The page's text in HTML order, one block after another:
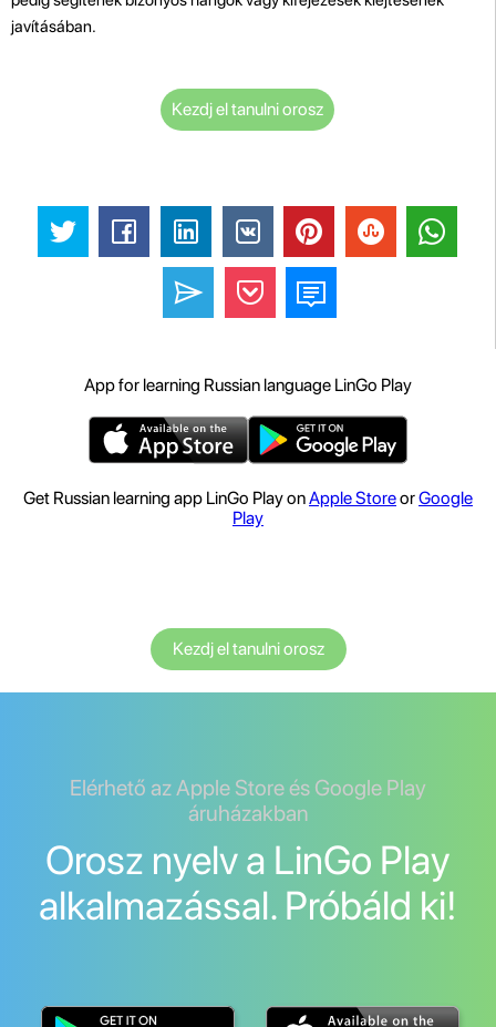
javításában.
Kezdj el tanulni orosz
App for learning Russian language LinGo Play
Get Russian learning app LinGo Play onApple StoreorGoogle
Play
Kezdj el tanulni orosz
Elérhető az Apple Store és Google Play
áruházakban
Orosz nyelv a LinGo Play
alkalmazással. Próbáld ki!